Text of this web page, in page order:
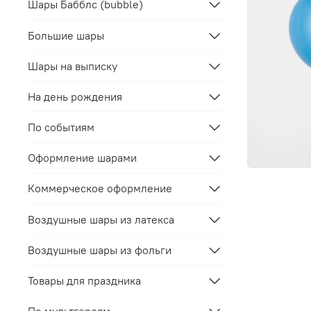
Шары Бабблс (bubble)
Большие шары
Шары на выписку
На день рождения
По событиям
Оформление шарами
Коммерческое оформление
Воздушные шары из латекса
Воздушные шары из фольги
Товары для праздника